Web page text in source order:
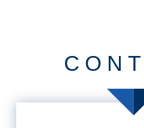
・2025年8月(2記事)